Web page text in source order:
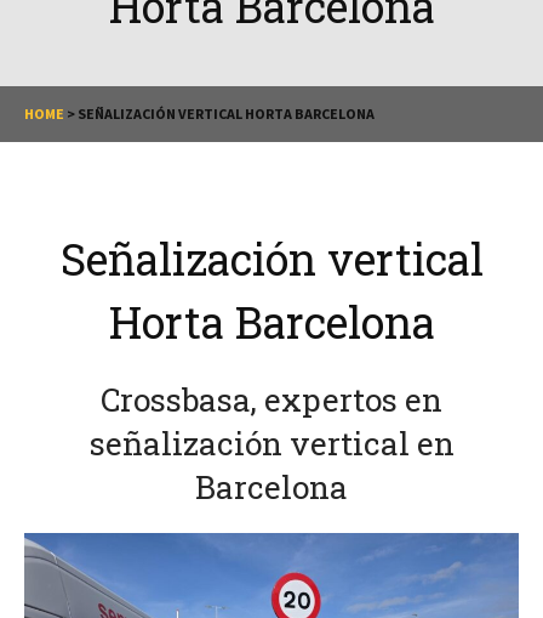
HOME > SEÑALIZACIÓN VERTICAL HORTA BARCELONA
Señalización vertical
Horta Barcelona
Crossbasa, expertos en
señalización vertical en
Barcelona